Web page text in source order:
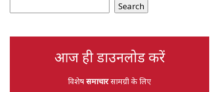
Search
आज ही डाउनलोड करें
विशेषसमाचारसामग्री के लिए